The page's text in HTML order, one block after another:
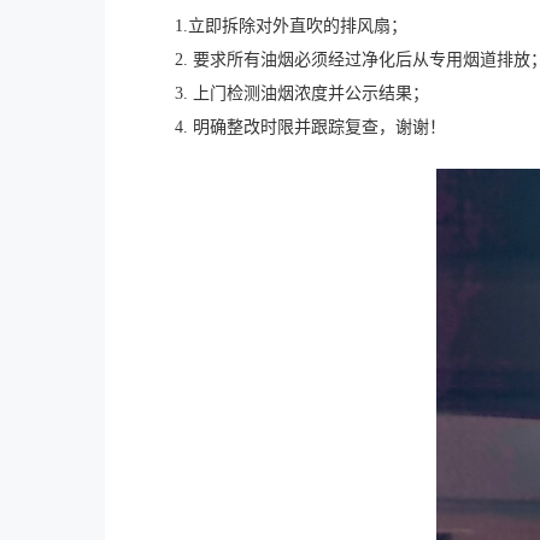
1.立即拆除对外直吹的排风扇；
2. 要求所有油烟必须经过净化后从专用烟道排放
3. 上门检测油烟浓度并公示结果；
4. 明确整改时限并跟踪复查，谢谢！